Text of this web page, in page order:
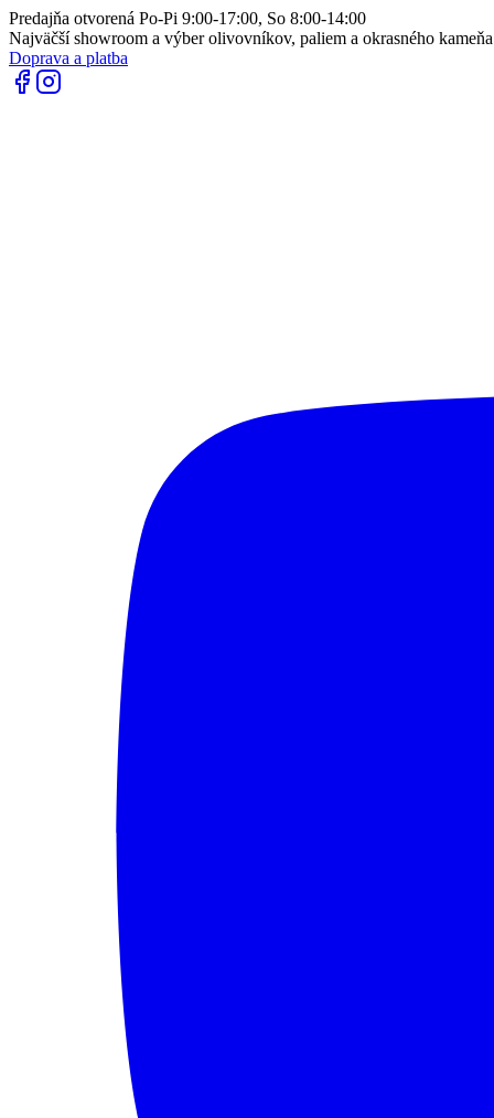
Predajňa otvorená Po-Pi 9:00-17:00, So 8:00-14:00
Najväčší showroom a výber olivovníkov, paliem a okrasného
Doprava a platba